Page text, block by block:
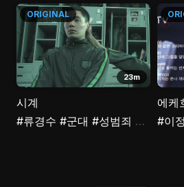
23m
ORIGINAL
시계
#류경수 #군대 #성범죄 #몰카 #
에케
#이